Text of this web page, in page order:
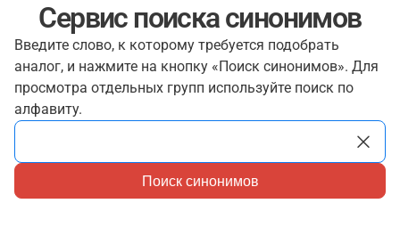
Сервис поиска синонимов
Введите слово, к которому требуется подобрать
аналог, и нажмите на кнопку «Поиск синонимов». Для
просмотра отдельных групп используйте поиск по
алфавиту.
Поиск синонимов